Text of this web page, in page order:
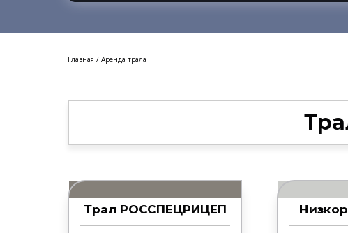
Главная / Аренда трала
Трал РОССПЕЦРИЦЕП